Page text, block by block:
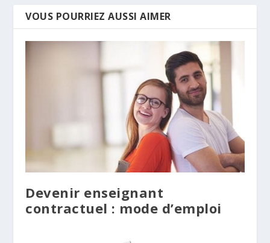
VOUS POURRIEZ AUSSI AIMER
Devenir enseignant
contractuel : mode d’emploi